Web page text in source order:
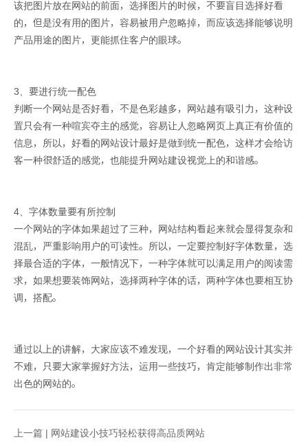
该把图片放在网站的前面，选择图片的时候，不要盲目选择好看
的，但是没有用的图片，容易被用户忽略掉，而应该选择能够说明
产品用途的图片，更能抓住客户的眼球。
3、要进行统一配色
判断一个网站是否好看，不是色彩越多，网站越有吸引力，这种设
置只会有一种喧宾夺主的感觉，容易让人忽略网页上真正有价值的
信息，所以，好看的网站设计最好是做到统一配色，这样才会给访
客一种很舒适的感觉，也能提升网站建设视觉上的和谐感。
4、字体数量要有所控制
一个网站的字体如果超过了三种，网站结构看起来就会显得复杂和
混乱，严重影响用户的可读性。所以，一定要控制好字体数量，选
择最合适的字体，一般情况下，一种字体就可以满足用户的阅读需
求，如果想要装饰网站，选择两种字体的话，两种字体也要相互协
调，搭配。
通过以上的讲解，大家应该不难发现，一个好看的网站设计其实并
不难，只要大家掌握好方法，运用一些技巧，肯定能够制作出非常
出色的网站的。
上一篇 | 网站建设小技巧轻松获得高品质网站